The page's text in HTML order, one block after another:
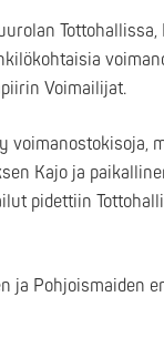
Tottohallissa,
Voimailijat.
voimanostokisoja,
Kajo ja
pidettiin
ja Pohjoismaiden